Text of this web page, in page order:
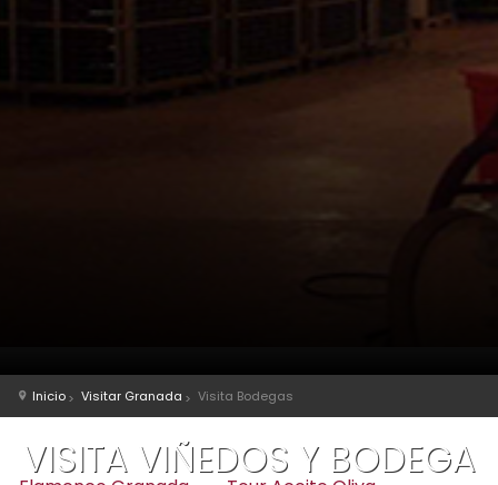
VISITA VIÑEDOS Y BODEGA
Inicio Visitar Granada Visita Bodegas